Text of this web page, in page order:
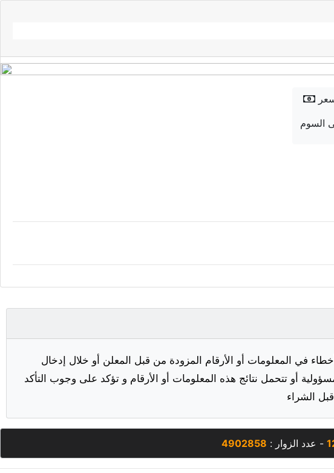
السوم
في المعلومات أو الأرقام المزودة من قبل المعلن أو خلال إدخال
أو تتحمل نتائج هذه المعلومات أو الأرقام و تؤكد على وجوب التأكد
- عدد الزوار : 4902858